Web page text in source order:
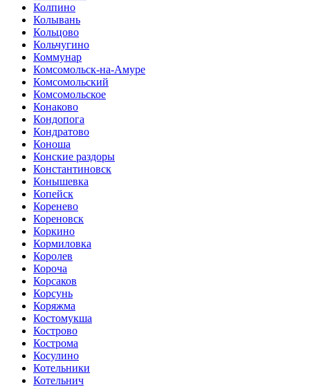
Колпино
Колывань
Кольцово
Кольчугино
Коммунар
Комсомольск-на-Амуре
Комсомольский
Комсомольское
Конаково
Кондопога
Кондратово
Коноша
Конские раздоры
Константиновск
Конышевка
Копейск
Коренево
Кореновск
Коркино
Кормиловка
Королев
Короча
Корсаков
Корсунь
Коряжма
Костомукша
Кострово
Кострома
Косулино
Котельники
Котельнич